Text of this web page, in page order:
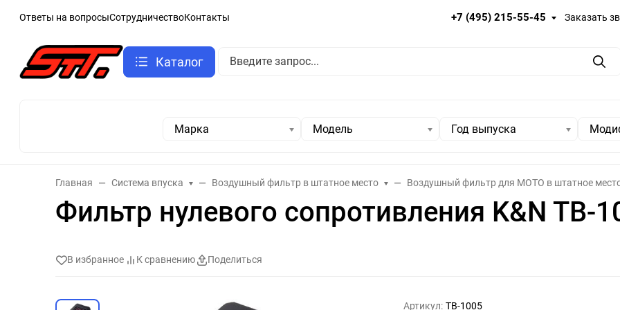
Ответы на вопросыСотрудничествоКонтакты +7 (495) 215-55-45 Заказать
Каталог
Марка Модель Год выпуска
Главная Система впуска Воздушный фильтр в штатное место Воздушный фильтр для МОТО в штатное
Фильтр нулевого сопротивления K&N TB-
В избранное К сравнению Поделиться
Артикул: TB-1005